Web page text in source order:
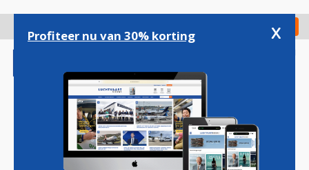
gaan
Check in
Magazine Podcasts Vacatures
Profiteer nu van 30% korting x